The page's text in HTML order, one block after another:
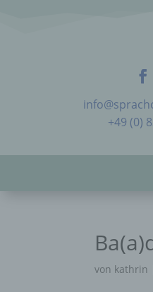
+49 (0)
von kathrin